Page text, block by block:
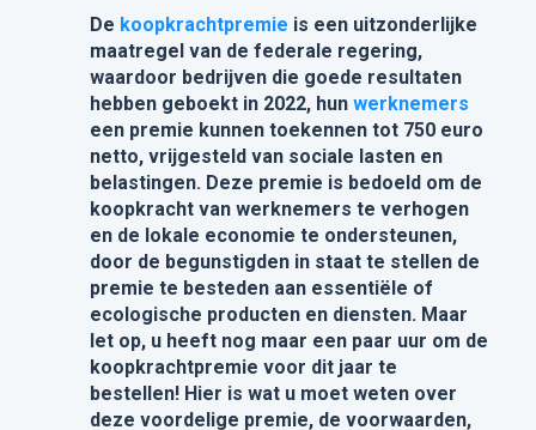
De koopkrachtpremie is een uitzonderlijke
maatregel van de federale regering,
waardoor bedrijven die goede resultaten
hebben geboekt in 2022, hun werknemers
een premie kunnen toekennen tot 750 euro
netto, vrijgesteld van sociale lasten en
belastingen. Deze premie is bedoeld om de
koopkracht van werknemers te verhogen
en de lokale economie te ondersteunen,
door de begunstigden in staat te stellen de
premie te besteden aan essentiële of
ecologische producten en diensten. Maar
let op, u heeft nog maar een paar uur om de
koopkrachtpremie voor dit jaar te
bestellen! Hier is wat u moet weten over
deze voordelige premie, de voorwaarden,